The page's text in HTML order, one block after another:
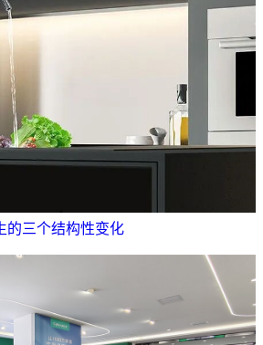
的三个结构性变化